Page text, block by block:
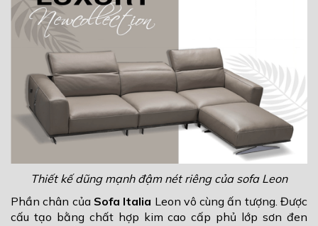
Thiết kế dũng mạnh đậm nét riêng của sofa Leon
Phần chân của Sofa Italia Leon vô cùng ấn tượng. Được
cấu tạo bằng chất hợp kim cao cấp phủ lớp sơn đen